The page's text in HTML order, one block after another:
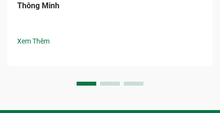
Thông Minh
Xem Thêm